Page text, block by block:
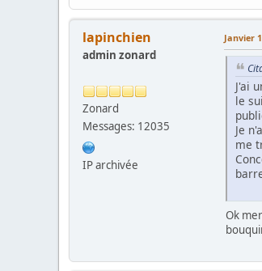
lapinchien
admin zonard
Zonard
Messages: 12035
IP archivée
Janvier
J'ai
le
Je
me
Ok